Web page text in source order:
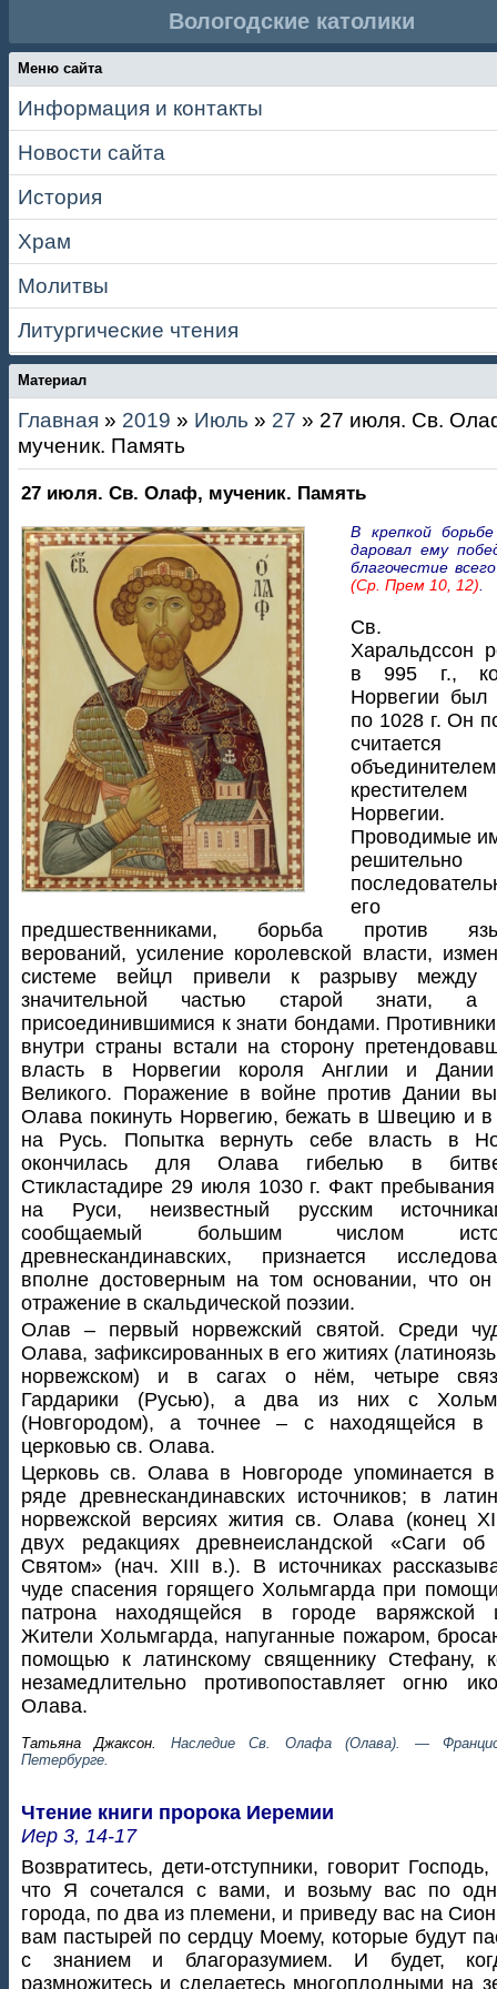
Вологодские католики
Меню сайта
Информация и контакты
Новости сайта
История
Храм
Молитвы
Литургические чтения
Материал
Главная » 2019 » Июль » 27 » 27 июля. Св.
мученик. Память
27 июля. Св. Олаф, мученик. Память
В крепкой борьбе
даровал ему
благочестие
(Ср. Прем 10, 12).
Св.
Харальдссон
в 995 г.,
Норвегии был
по 1028 г. Он
считается
крестителем
Норвегии.
Проводимые
его
предшественниками, борьба против
верований, усиление королевской власти,
системе вейцл привели к разрыву
значительной частью старой знати, а
присоединившимися к знати бондами.
внутри страны встали на сторону
власть в Норвегии короля Англии и Дании
Великого. Поражение в войне против Дании
Олава покинуть Норвегию, бежать в Швецию и в
на Русь. Попытка вернуть себе власть в
окончилась для Олава гибелью в
Стикластадире 29 июля 1030 г. Факт
на Руси, неизвестный русским
сообщаемый большим числом
древнескандинавских, признается
вполне достоверным на том основании, что
отражение в скальдической поэзии.
Олав – первый норвежский святой. Среди
Олава, зафиксированных в его житиях
норвежском) и в сагах о нём, четыре
Гардарики (Русью), а два из них с
(Новгородом), а точнее – с находящейся в
церковью св. Олава.
Церковь св. Олава в Новгороде упоминается
ряде древнескандинавских источников; в
норвежской версиях жития св. Олава (конец
двух редакциях древнеисландской «Саги
Святом» (нач. XIII в.). В источниках
чуде спасения горящего Хольмгарда при
патрона находящейся в городе варяжской
Жители Хольмгарда, напуганные пожаром,
помощью к латинскому священнику Стефану,
незамедлительно противопоставляет огню
Олава.
Татьяна Джаксон. Наследие Св. Олафа (Олава). —
Петербурге.
Чтение книги пророка Иеремии
Иер 3, 14-17
Возвратитесь, дети-отступники, говорит
что Я сочетался с вами, и возьму вас по
города, по два из племени, и приведу вас на
вам пастырей по сердцу Моему, которые будут
с знанием и благоразумием. И будет,
размножитесь и сделаетесь многоплодными на